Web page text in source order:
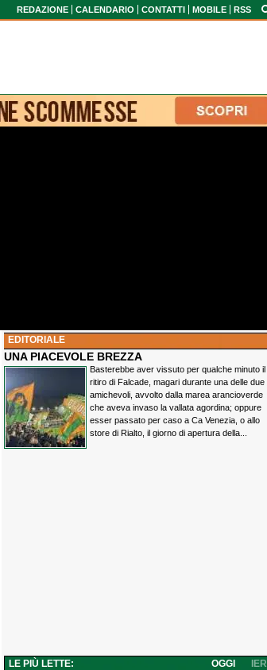
REDAZIONE CALENDARIO CONTATTI MOBILE RSS
EDITORIALE
UNA PIACEVOLE BREZZA
Basterebbe aver vissuto per qualche minuto il
ritiro di Falcade, magari durante una delle due
amichevoli, avvolto dalla marea arancioverde
che aveva invaso la vallata agordina; oppure
esser passato per caso a Ca Venezia, o allo
store di Rialto, il giorno di apertura della...
LE PIÙ LETTE: IERI
OGGI